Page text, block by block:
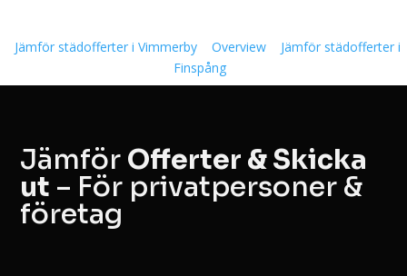
Jämför städofferter i Vimmerby Overview
Jämför städofferter i
Finspång
Jämför Offerter & Skicka
ut – För privatpersoner &
företag